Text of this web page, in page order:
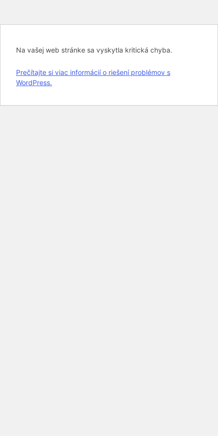
Na vašej web stránke sa vyskytla kritická chyba.
Prečítajte si viac informácií o riešení problémov s
WordPress.